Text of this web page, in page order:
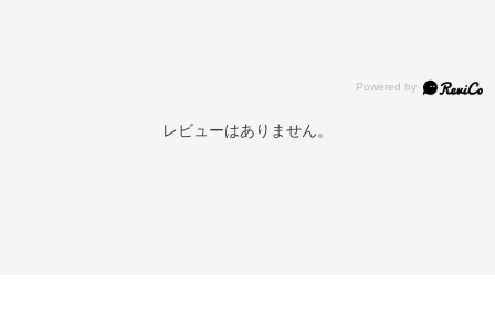
レビューはありません。